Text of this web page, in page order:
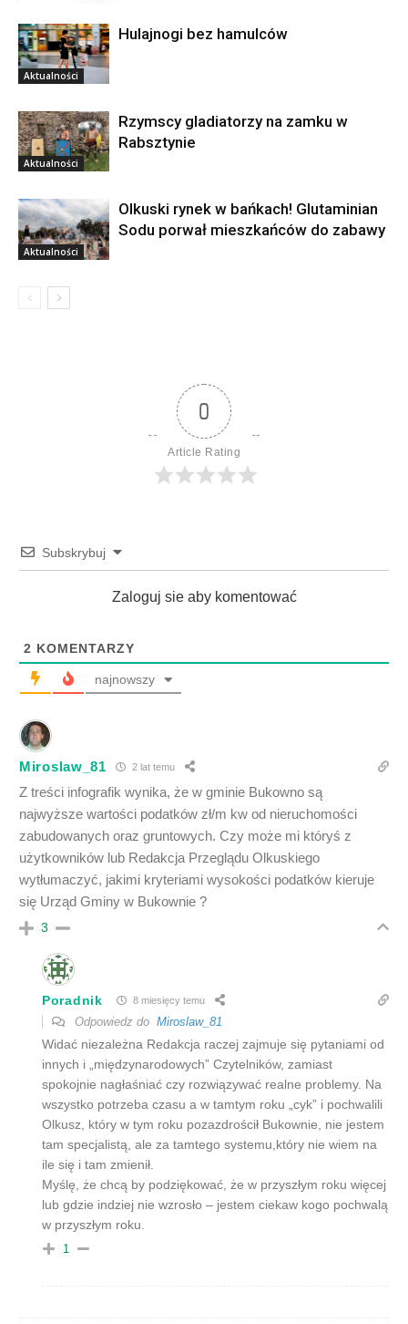
Aktualności
Hulajnogi bez hamulców
Aktualności
Rzymscy gladiatorzy na zamku w
Rabsztynie
Aktualności
Olkuski rynek w bańkach! Glutaminian
Sodu porwał mieszkańców do zabawy
0
Article Rating
Subskrybuj
Zaloguj sie aby komentować
2 KOMENTARZY
najnowszy
Miroslaw_81 2 lat temu
Z treści infografik wynika, że w gminie Bukowno są
najwyższe wartości podatków zł/m kw od nieruchomości
zabudowanych oraz gruntowych. Czy może mi któryś z
użytkowników lub Redakcja Przeglądu Olkuskiego
wytłumaczyć, jakimi kryteriami wysokości podatków kieruje
się Urząd Gminy w Bukownie ?
3
Poradnik 8 miesięcy temu
Odpowiedz do Miroslaw_81
Widać niezależna Redakcja raczej zajmuje się pytaniami od
innych i „międzynarodowych” Czytelników, zamiast
spokojnie nagłaśniać czy rozwiązywać realne problemy. Na
wszystko potrzeba czasu a w tamtym roku „cyk” i pochwalili
Olkusz, który w tym roku pozazdrościł Bukownie, nie jestem
tam specjalistą, ale za tamtego systemu,który nie wiem na
ile się i tam zmienił.
Myślę, że chcą by podziękować, że w przyszłym roku więcej
lub gdzie indziej nie wzrosło – jestem ciekaw kogo pochwalą
w przyszłym roku.
1